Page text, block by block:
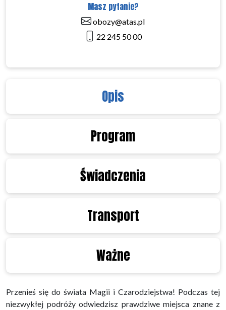
Opis
Program
Świadczenia
Transport
Ważne
Przenieś się do świata Magii i Czarodziejstwa! Podczas tej
niezwykłej podróży odwiedzisz prawdziwe miejsca znane z
Masz pytanie?
obozy@atas.pl
22 245 50 00